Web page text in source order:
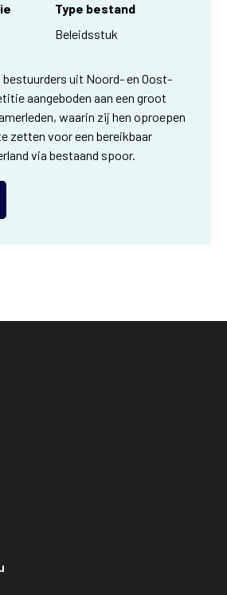
Type bestand
Beleidsstuk
bestuurders uit Noord- en Oost-
aangeboden aan een groot
waarin zij hen oproepen
zetten voor een bereikbaar
via bestaand spoor.